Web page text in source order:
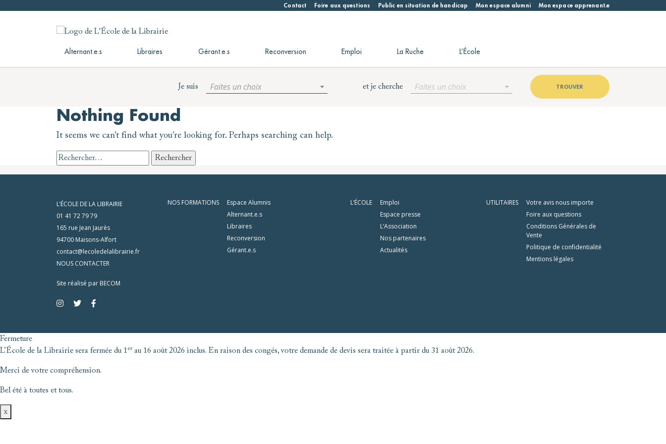
Contact Foire aux questions Public en situation de handicap Mon espace alumni Mon espace apprenant.e
L'École de la Librairie
L'École de la Librairie – INFL
Alternant.e.s Libraires Gérant.e.s Reconversion Emploi La Ruche L’École
Je suis Faites un choix et je cherche Faites un choix TROUVER
Nothing Found
It seems we can’t find what you’re looking for. Perhaps searching can help.
Rechercher :
L’ÉCOLE DE LA LIBRAIRIE
01 41 72 79 79
165 rue Jean Jaurès
94700 Maisons-Alfort
contact@lecoledelalibrairie.fr
NOUS CONTACTER
Site réalisé par BECOM
NOS FORMATIONS
Espace Alumnis
Alternant.e.s
Libraires
Reconversion
Gérant.e.s
L’ÉCOLE
Emploi
Espace presse
L’Association
Nos partenaires
Actualités
UTILITAIRES
Votre avis nous importe
Foire aux questions
Conditions Générales de
Vente
Politique de confidentialité
Mentions légales
Fermeture
L’École de la Librairie sera fermée du 1er au 16 août 2026 inclus. En raison des congés, votre demande de devis sera traitée à partir du 31 août 2026.
Merci de votre compréhension.
Bel été à toutes et tous.
x